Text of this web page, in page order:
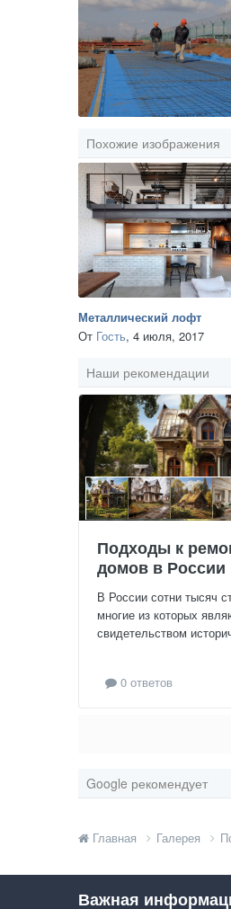
Похожие изображения
Металлический лофт
От Гость, 4 июля, 2017
Наши рекомендации
Подходы к
домов в России
В России сотни тысяч
многие из которых
свидетельством
0 ответов
Google рекомендует
Главная Галерея
Важная